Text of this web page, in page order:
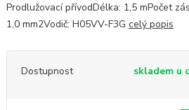
Prodlužovací přívodDélka: 1,5 mPočet
1,0 mm2Vodič: H05VV-F3G celý popis
Dostupnost skladem u